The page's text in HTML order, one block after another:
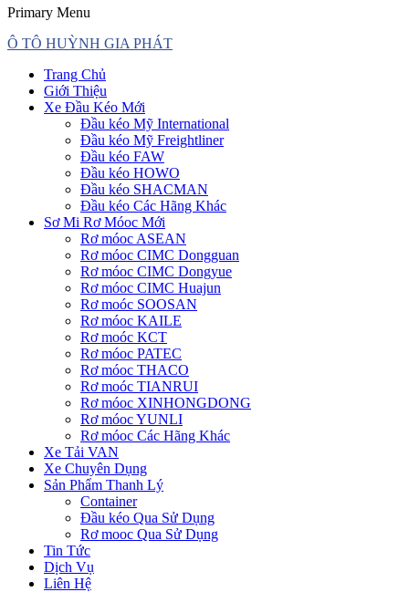
Primary Menu
Ô TÔ HUỲNH GIA PHÁT
Trang Chủ
Giới Thiệu
Xe Đầu Kéo Mới
Đầu kéo Mỹ International
Đầu kéo Mỹ Freightliner
Đầu kéo FAW
Đầu kéo HOWO
Đầu kéo SHACMAN
Đầu kéo Các Hãng Khác
Sơ Mi Rơ Móoc Mới
Rơ móoc ASEAN
Rơ móoc CIMC Dongguan
Rơ móoc CIMC Dongyue
Rơ móoc CIMC Huajun
Rơ moóc SOOSAN
Rơ móoc KAILE
Rơ moóc KCT
Rơ móoc PATEC
Rơ móoc THACO
Rơ moóc TIANRUI
Rơ móoc XINHONGDONG
Rơ móoc YUNLI
Rơ móoc Các Hãng Khác
Xe Tải VAN
Xe Chuyên Dụng
Sản Phẩm Thanh Lý
Container
Đầu kéo Qua Sử Dụng
Rơ mooc Qua Sử Dụng
Tin Tức
Dịch Vụ
Liên Hệ